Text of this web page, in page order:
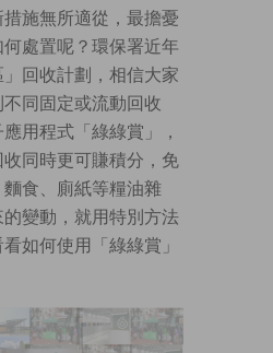
施無所適從，最擔憂
處置呢？環保署近年
回收計劃，相信大家
同固定或流動回收
用程式「綠綠賞」，
同時更可賺積分，免
食、廁紙等糧油雜
變動，就用特別方法
如何使用「綠綠賞」